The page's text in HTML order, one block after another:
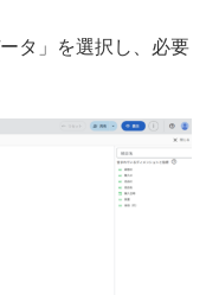
タ」を選択し、必要